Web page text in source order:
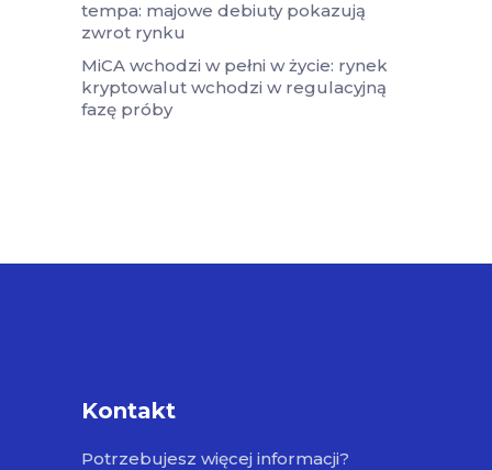
tempa: majowe debiuty pokazują
zwrot rynku
MiCA wchodzi w pełni w życie: rynek
kryptowalut wchodzi w regulacyjną
fazę próby
Kontakt
Potrzebujesz więcej informacji?